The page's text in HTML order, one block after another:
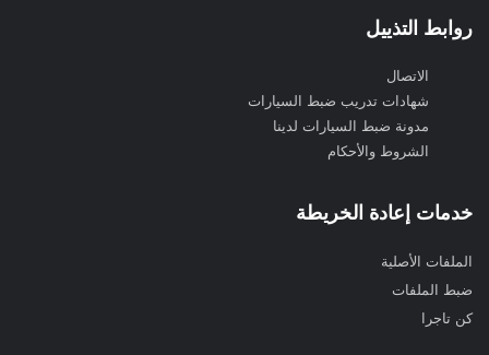
روابط التذييل
الاتصال
شهادات تدريب ضبط السيارات
مدونة ضبط السيارات لدينا
الشروط والأحكام
خدمات إعادة الخريطة
الملفات الأصلية
ضبط الملفات
كن تاجرا